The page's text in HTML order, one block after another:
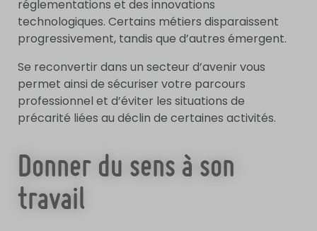
réglementations et des innovations
technologiques. Certains métiers disparaissent
progressivement, tandis que d’autres émergent.
Se reconvertir dans un secteur d’avenir vous
permet ainsi de sécuriser votre parcours
professionnel et d’éviter les situations de
précarité liées au déclin de certaines activités.
Donner du sens à son
travail